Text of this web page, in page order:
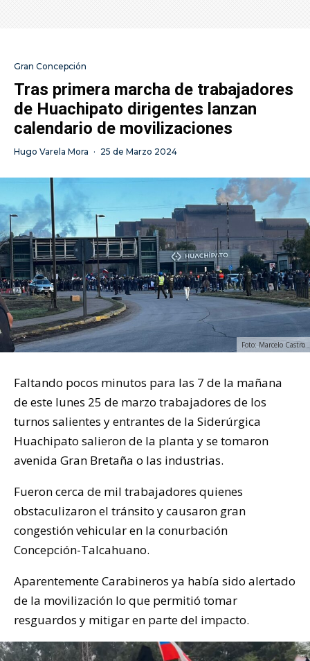
Gran Concepción
Tras primera marcha de trabajadores
de Huachipato dirigentes lanzan
calendario de movilizaciones
Hugo Varela Mora · 25 de Marzo 2024
Foto: Marcelo Castro
Faltando pocos minutos para las 7 de la mañana
de este lunes 25 de marzo trabajadores de los
turnos salientes y entrantes de la Siderúrgica
Huachipato salieron de la planta y se tomaron
avenida Gran Bretaña o las industrias.
Fueron cerca de mil trabajadores quienes
obstaculizaron el tránsito y causaron gran
congestión vehicular en la conurbación
Concepción-Talcahuano.
Aparentemente Carabineros ya había sido alertado
de la movilización lo que permitió tomar
resguardos y mitigar en parte del impacto.